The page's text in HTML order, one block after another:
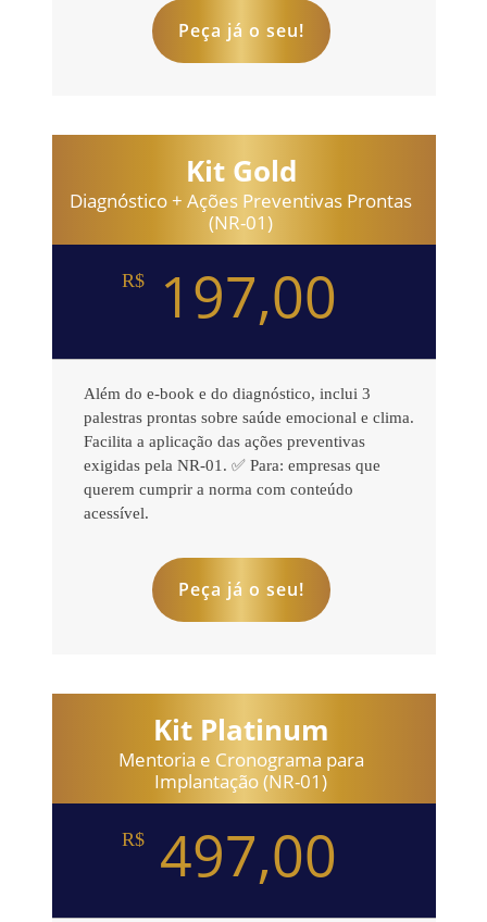
Peça já o seu!
Kit Gold
Diagnóstico + Ações Preventivas Prontas
(NR-01)
R$ 197,00
Além do e-book e do diagnóstico, inclui 3
palestras prontas sobre saúde emocional e clima.
Facilita a aplicação das ações preventivas
exigidas pela NR-01. ✅ Para: empresas que
querem cumprir a norma com conteúdo
acessível.
Peça já o seu!
Kit Platinum
Mentoria e Cronograma para
Implantação (NR-01)
R$ 497,00